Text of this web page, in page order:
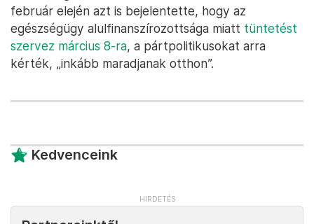
február elején azt is bejelentette, hogy az
egészségügy alulfinanszírozottsága miatt tüntetést
szervez március 8-ra, a pártpolitikusokat arra
kérték, „inkább maradjanak otthon”.
Kedvenceink